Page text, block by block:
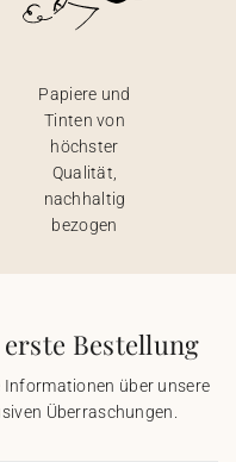
Papiere und
Tinten von
höchster
Qualität,
nachhaltig
bezogen
Bestellung
Informationen über unsere
Überraschungen.